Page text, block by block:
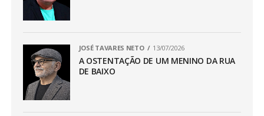
JOSÉ TAVARES NETO 13/07/2026
A OSTENTAÇÃO DE UM MENINO DA RUA
DE BAIXO